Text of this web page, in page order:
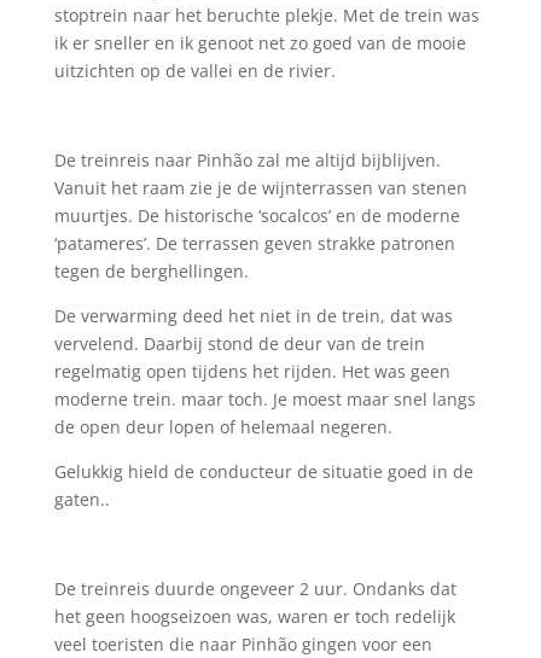
stoptrein naar het beruchte plekje. Met de trein was
ik er sneller en ik genoot net zo goed van de mooie
uitzichten op de vallei en de rivier.
De treinreis naar Pinhão zal me altijd bijblijven.
Vanuit het raam zie je de wijnterrassen van stenen
muurtjes. De historische ‘socalcos’ en de moderne
‘patameres’. De terrassen geven strakke patronen
tegen de berghellingen.
De verwarming deed het niet in de trein, dat was
vervelend. Daarbij stond de deur van de trein
regelmatig open tijdens het rijden. Het was geen
moderne trein. maar toch. Je moest maar snel langs
de open deur lopen of helemaal negeren.
Gelukkig hield de conducteur de situatie goed in de
gaten..
De treinreis duurde ongeveer 2 uur. Ondanks dat
het geen hoogseizoen was, waren er toch redelijk
veel toeristen die naar Pinhão gingen voor een